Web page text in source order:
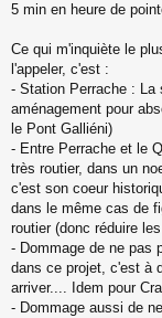
u
5 min en heure de
Ce qui m'inquiète le
l'appeler, c'est :
- Station Perrache : La
aménagement pour
le Pont Galliéni)
- Entre Perrache et le
très routier, dans un
c'est son coeur
dans le même cas de
routier (donc réduire
- Dommage de ne pas
dans ce projet, c'est à
arriver.... Idem pour
- Dommage aussi de